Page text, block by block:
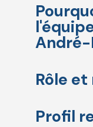
André-
Rôle
Profil